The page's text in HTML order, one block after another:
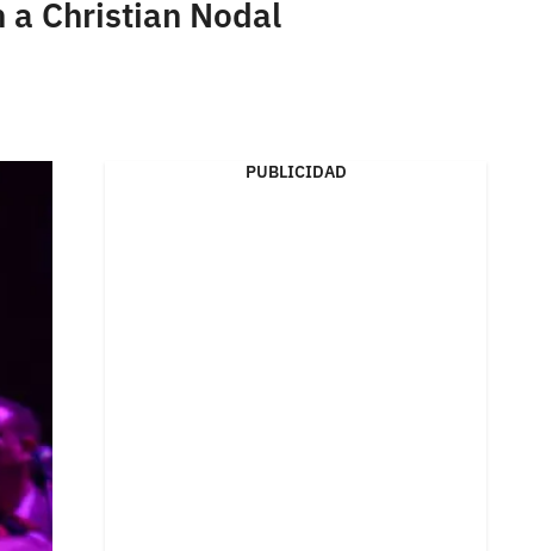
a Christian Nodal
PUBLICIDAD